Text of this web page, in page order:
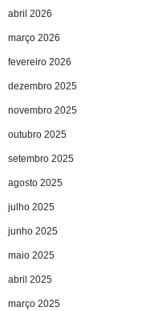
abril 2026
março 2026
fevereiro 2026
dezembro 2025
novembro 2025
outubro 2025
setembro 2025
agosto 2025
julho 2025
junho 2025
maio 2025
abril 2025
março 2025